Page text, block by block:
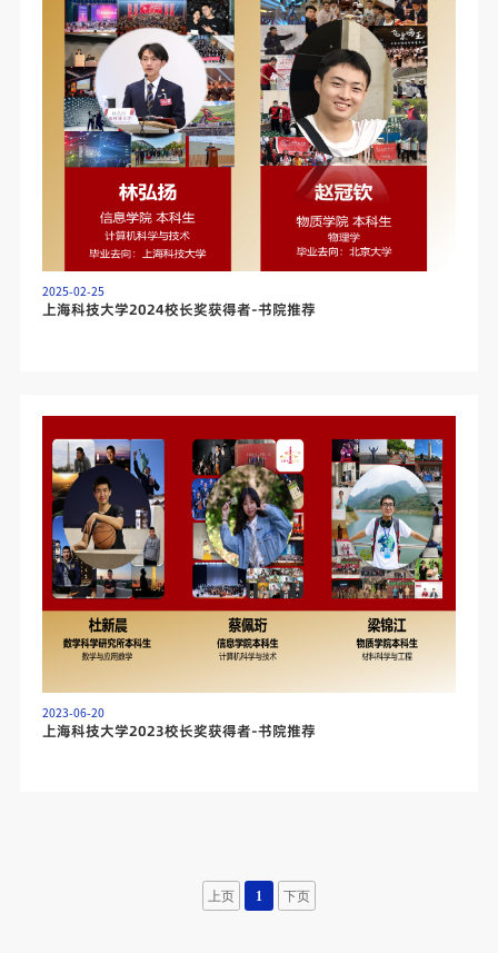
2025-02-25
上海科技大学2024校长奖获得者-书院推荐
2023-06-20
上海科技大学2023校长奖获得者-书院推荐
上页 1 下页